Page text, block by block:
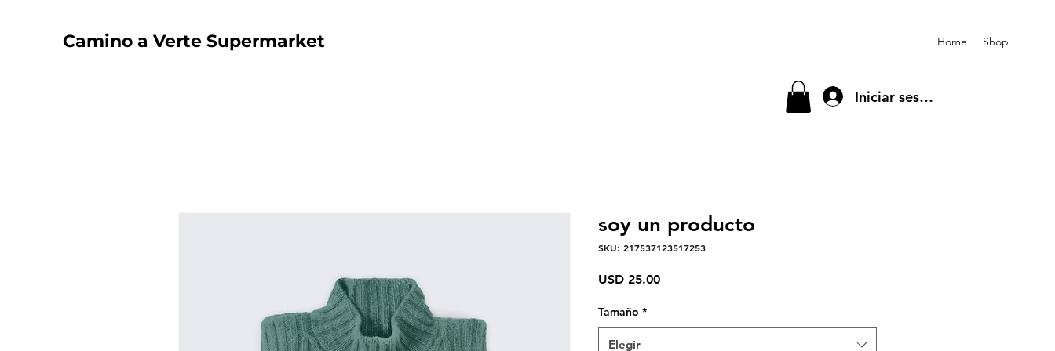
Camino a Verte Supermarket Home Shop
Iniciar sesión
soy un producto
SKU: 217537123517253
USD 25.00Precio
Tamaño *
Elegir